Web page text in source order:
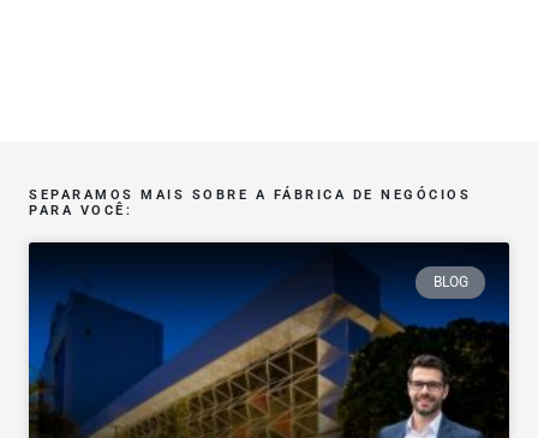
SEPARAMOS MAIS SOBRE A FÁBRICA DE NEGÓCIOS
PARA VOCÊ:
BLOG